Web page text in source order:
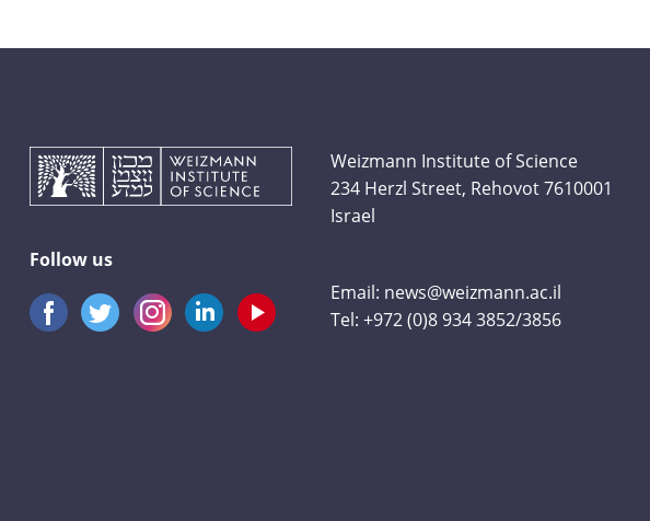
Follow us
Weizmann Institute of Science
234 Herzl Street, Rehovot 7610001
Israel
Email: news@weizmann.ac.il
Tel:+972 (0)8 934 3852/3856